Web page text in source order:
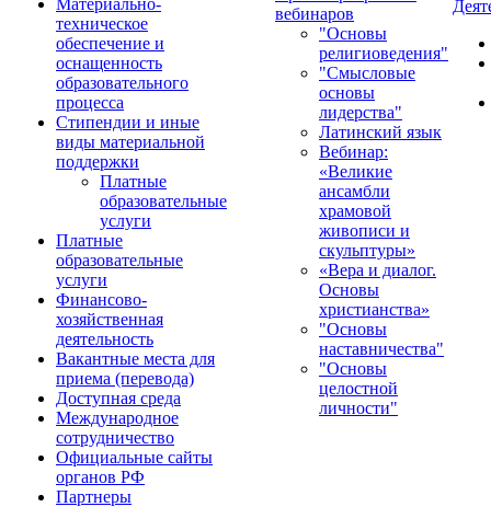
Материально-
техническое
обеспечение и
оснащенность
образовательного
процесса
Стипендии и иные
виды материальной
поддержки
Платные
образовательные
услуги
Платные
образовательные
услуги
Финансово-
хозяйственная
деятельность
Вакантные места для
приема (перевода)
Доступная среда
Международное
сотрудничество
Официальные сайты
органов РФ
Партнеры
вебинаров
"Основы
религиоведения"
"Смысловые
основы
лидерства"
Латинский язык
Вебинар:
«Великие
ансамбли
храмовой
живописи и
скульптуры»
«Вера и диалог.
Основы
христианства»
"Основы
наставничества"
"Основы
целостной
личности"